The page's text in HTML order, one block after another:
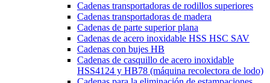
Cadenas transportadoras de rodillos superiores
Cadenas transportadoras de madera
Cadenas de parte superior plana
Cadenas de acero inoxidable HSS HSC SAV
Cadenas con bujes HB
Cadenas de casquillo de acero inoxidable
HSS4124 y HB78 (máquina recolectora de lodo)